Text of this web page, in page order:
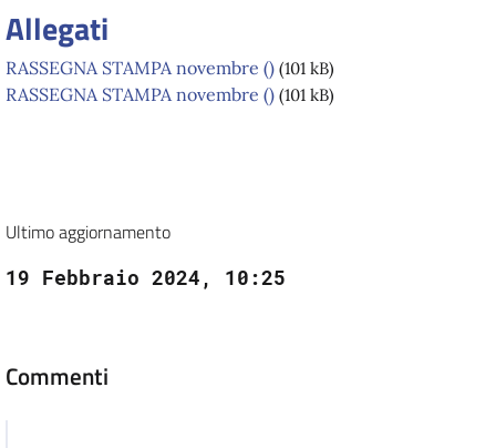
Allegati
RASSEGNA STAMPA novembre () (101 kB)
RASSEGNA STAMPA novembre () (101 kB)
Ultimo aggiornamento
19 Febbraio 2024, 10:25
Commenti